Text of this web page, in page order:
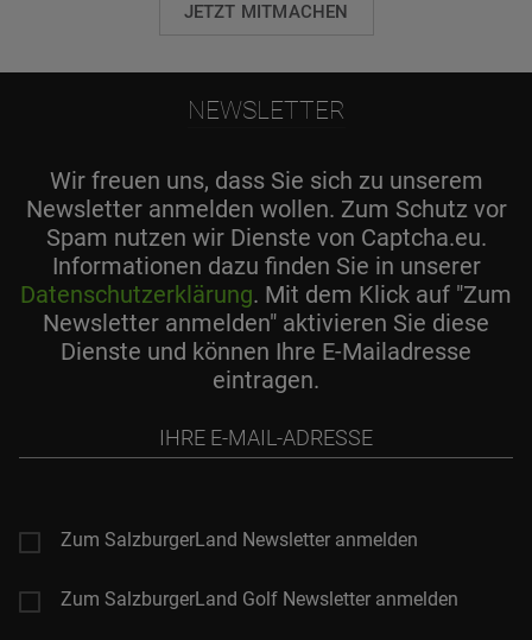
JETZT MITMACHEN
NEWSLETTER
Wir freuen uns, dass Sie sich zu unserem
Newsletter anmelden wollen. Zum Schutz vor
Spam nutzen wir Dienste von Captcha.eu.
Informationen dazu finden Sie in unserer
Datenschutzerklärung. Mit dem Klick auf "Zum
Newsletter anmelden" aktivieren Sie diese
Dienste und können Ihre E-Mailadresse
eintragen.
Mail-
Zum SalzburgerLand Newsletter anmelden
Zum SalzburgerLand Golf Newsletter anmelden